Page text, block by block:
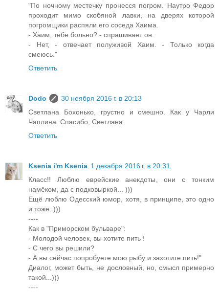
"По ночному местечку пронесся погром. Наутро Федор
проходит мимо скобяной лавки, на дверях которой
погромщики распяли его соседа Хаима.
- Хаим, тебе больно? - спрашивает он.
- Нет, - отвечает полуживой Хаим. - Только когда
смеюсь."
Ответить
Dodo
30 ноября 2016 г. в 20:13
Светлана Бохонько, грустно и смешно. Как у Чарли
Чаплина. Спасибо, Светлана.
Ответить
Ksenia i'm Ksenia 1 декабря 2016 г. в 20:31
Класс!! Люблю еврейские анекдоты, они с тонким
намёком, да с подковыркой... )))
Ещё люблю Одесский юмор, хотя, в принципе, это одно
и тоже..)))
----
Как в "Приморском бульваре":
- Молодой человек, вы хотите пить !
- С чего вы решили?
- А вы сейчас попробуете мою рыбу и захотите пить!"
Диалог, может быть, не дословный, но, смысл примерно
такой...)))
----